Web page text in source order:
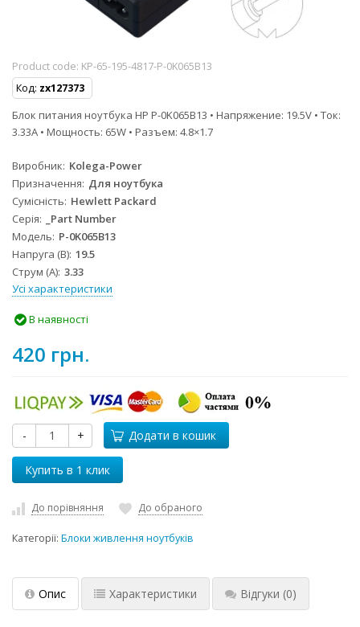
Product code: KP-65-195-4817-P-0K065B13
Код: zx127373
Блок питания ноутбука HP P-0K065B13 • Напряжение: 19.5V • Ток:
3.33A • Мощность: 65W • Разъем: 4.8×1.7
Виробник Kolega-Power
Призначення Для ноутбука
Сумісність Hewlett Packard
Серія
_Part Number
Модель P-0K065B13
Напруга (В) 19.5
Струм (А) 3.33
Усі характеристики
В наявності
420 грн.
- + Додати в кошик
До порівняння До обраного
Категорії: Блоки живлення ноутбуків
Опис Характеристики Відгуки (0)